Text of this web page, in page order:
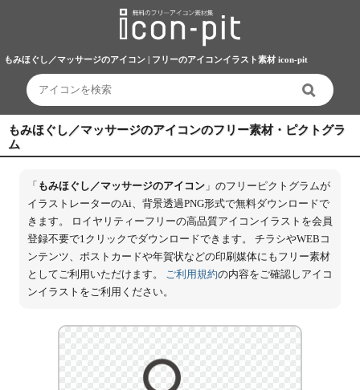
もみほぐし／マッサージのアイコン | フリーのアイコンイラスト素材 icon-pit
もみほぐし／マッサージのアイコンのフリー素材・ピクトグラ
ム
「 もみほぐし／マッサージのアイコン」のフリーピクトグラムが
イラストレーターのAi、背景透過PNG形式で無料ダウンロードで
きます。 ロイヤリティーフリーの高品質アイコンイラストを会員
登録不要で1クリックでダウンロードできます。 チラシやWEBコ
ンテンツ、ポストカードや年賀状などの印刷媒体にもフリー素材
としてご利用いただけます。 ご利用規約の内容をご確認しアイコ
ンイラストをご利用ください。